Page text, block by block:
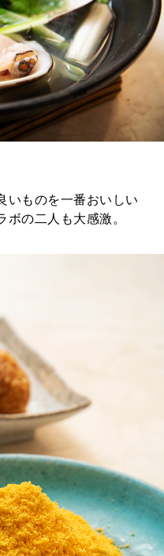
いものを一番おいしい
の二人も大感激。